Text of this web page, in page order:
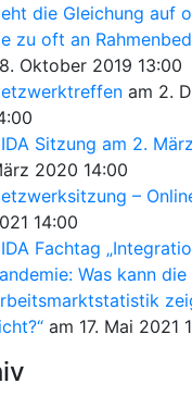
die Gleichung auf
zu oft an
Oktober 2019 13:00
am 2.
Sitzung am 2.
2020 14:00
–
14:00
Fachtag
Was kann die
am 17. Mai 2021